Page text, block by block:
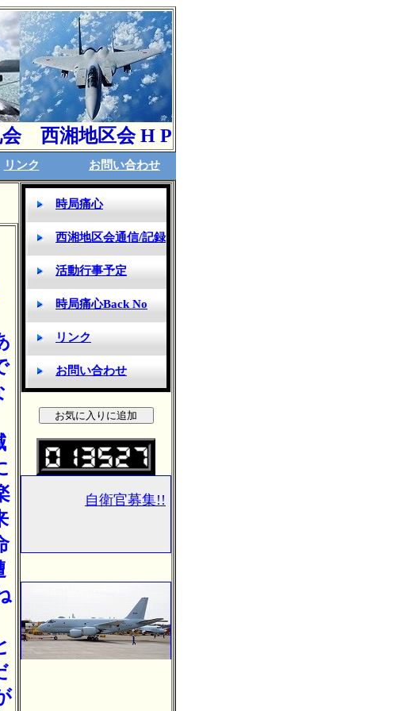
会 西湘地区会 H P
リンク お問い合わせ